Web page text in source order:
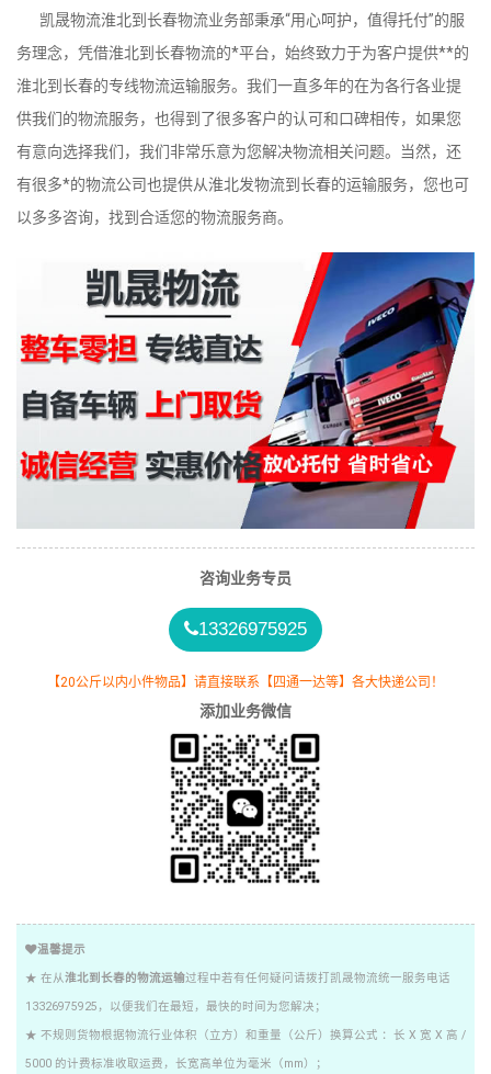
凯晟物流淮北到长春物流业务部秉承“用心呵护，值得托付”的服
务理念，凭借淮北到长春物流的*平台，始终致力于为客户提供**的
淮北到长春的专线物流运输服务。我们一直多年的在为各行各业提
供我们的物流服务，也得到了很多客户的认可和口碑相传，如果您
有意向选择我们，我们非常乐意为您解决物流相关问题。当然，还
有很多*的物流公司也提供从淮北发物流到长春的运输服务，您也可
以多多咨询，找到合适您的物流服务商。
咨询业务专员
13326975925
【20公斤以内小件物品】请直接联系【四通一达等】各大快递公司！
添加业务微信
温馨提示
★ 在从淮北到长春的物流运输过程中若有任何疑问请拨打凯晟物流统一服务电话
13326975925，以便我们在最短，最快的时间为您解决；
★ 不规则货物根据物流行业体积（立方）和重量（公斤）换算公式 ：长 X 宽 X 高 /
5000 的计费标准收取运费，长宽高单位为毫米（mm）；